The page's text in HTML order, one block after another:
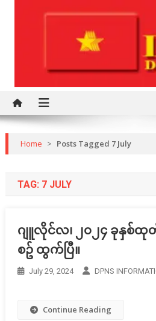
DPNS
Home > Posts Tagged 7 July
TAG: 7 JULY
ဂျူလိုင်လ၊ ၂၀၂၄ ခုနှစ်
စဥ် ထွက်ပြီ။
July 29, 2024 DPNS
Continue Reading